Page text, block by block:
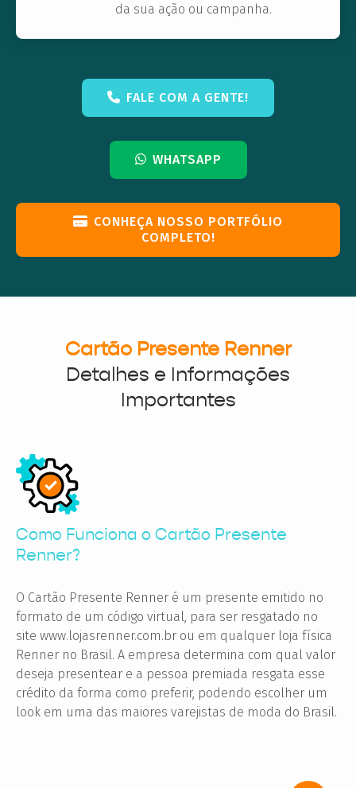
da sua ação ou campanha.
FALE COM A GENTE!
WHATSAPP
CONHEÇA NOSSO PORTFÓLIO
COMPLETO!
Cartão Presente Renner
Detalhes e Informações
Importantes
Como Funciona o Cartão Presente
Renner?
O Cartão Presente Renner é um presente emitido no
formato de um código virtual, para ser resgatado no
site www.lojasrenner.com.br ou em qualquer loja física
Renner no Brasil. A empresa determina com qual valor
deseja presentear e a pessoa premiada resgata esse
crédito da forma como preferir, podendo escolher um
look em uma das maiores varejistas de moda do Brasil.